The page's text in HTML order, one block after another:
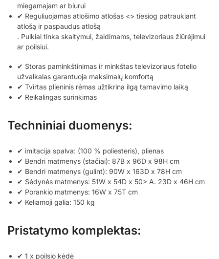
miegamajam ar biurui
✔ Reguliuojamas atlošimo atlošas <> tiesiog patraukiant
atlošą ir paspaudus atlošą
. Puikiai tinka skaitymui, žaidimams, televizoriaus žiūrėjimui
ar poilsiui.
✔ Storas paminkštinimas ir minkštas televizoriaus fotelio
užvalkalas garantuoja maksimalų komfortą
✔ Tvirtas plieninis rėmas užtikrina ilgą tarnavimo laiką
✔ Reikalingas surinkimas
Techniniai duomenys:
✔ imitacija spalva: (100 % poliesteris), plienas
✔ Bendri matmenys (stačiai): 87B x 96D x 98H cm
✔ Bendri matmenys (gulint): 90W x 163D x 78H cm
✔ Sėdynės matmenys: 51W x 54D x 50> A. 23D x 46H cm
✔ Porankio matmenys: 16W x 75T cm
✔ Keliamoji galia: 150 kg
Pristatymo komplektas:
✔ 1 x poilsio kėdė